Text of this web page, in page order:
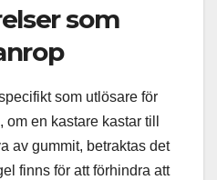
som
som utlösare för
en kastare kastar till
av gummit, betraktas det
finns för att förhindra att